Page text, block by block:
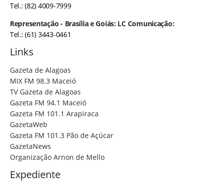
Tel.: (82) 4009-7999
Representação - Brasília e Goiás: LC Comunicação:
Tel.: (61) 3443-0461
Links
Gazeta de Alagoas
MIX FM 98.3 Maceió
TV Gazeta de Alagoas
Gazeta FM 94.1 Maceió
Gazeta FM 101.1 Arapiraca
GazetaWeb
Gazeta FM 101.3 Pão de Açúcar
GazetaNews
Organização Arnon de Mello
Expediente